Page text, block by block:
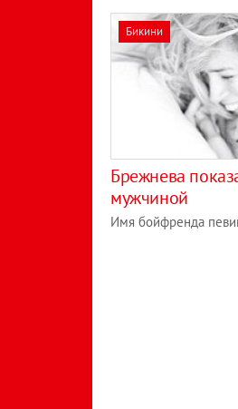
Бикини
Брежнева
мужчиной
Имя бойфренда